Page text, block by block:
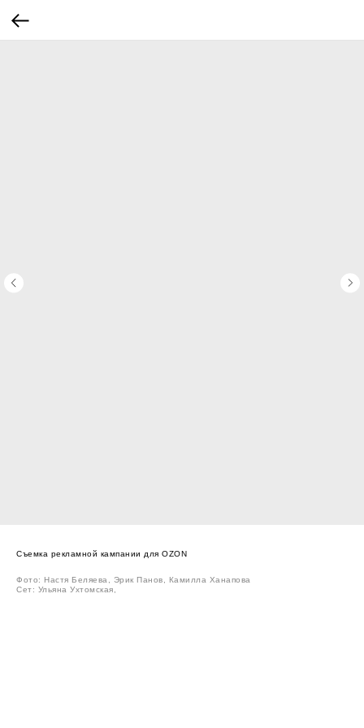
Съемка рекламной кампании для OZON
Фото: Настя Беляева, Эрик Панов, Камилла Ханапова
Сет: Ульяна Ухтомская,